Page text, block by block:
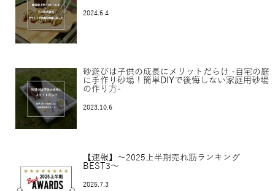
2024.6.4
砂遊びは子供の成長にメリットだらけ -自宅の庭
に手作り砂場！簡単DIYで後悔しない家庭用砂場
の作り方-
2023.10.6
【速報】〜2025上半期売れ筋ランキング
BEST3〜
2025.7.3